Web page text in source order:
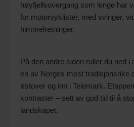
høyfjellsovergang som lenge har
for motorsyklister, med svinger,
himmelretninger.
På den andre siden ruller du ned
en av Norges mest tradisjonsrike
østover og inn i Telemark.
kontraster – sett av god tid til å
landskapet.